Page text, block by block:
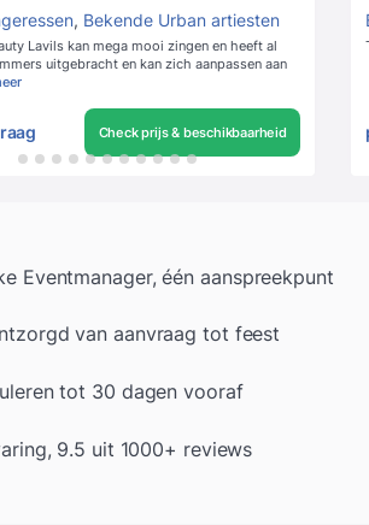
, Bekende Urban artiesten
Lavils kan mega mooi zingen en heeft al
uitgebracht en kan zich aanpassen aan
Check prijs & beschikbaarheid
Eventmanager, één aanspreekpunt
van aanvraag tot feest
tot 30 dagen vooraf
9.5 uit 1000+ reviews